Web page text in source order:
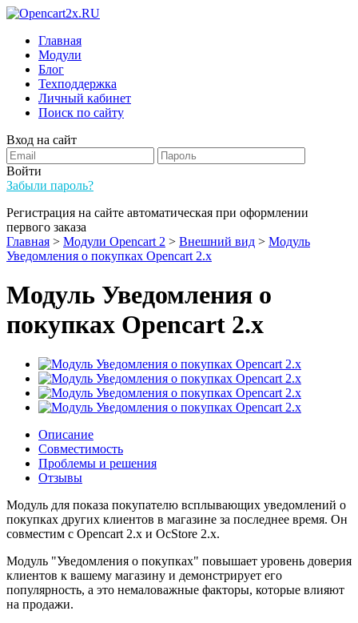
Главная
Модули
Блог
Техподдержка
Личный кабинет
Поиск по сайту
Вход на сайт
Войти
Забыли пароль?
Регистрация на сайте автоматическая при оформлении
первого заказа
Главная > Модули Opencart 2 > Внешний вид > Модуль
Уведомления о покупках Opencart 2.x
Модуль Уведомления о
покупках Opencart 2.x
Описание
Совместимость
Проблемы и решения
Отзывы
Модуль для показа покупателю всплывающих уведомлений о
покупках других клиентов в магазине за последнее время. Он
совместим с Opencart 2.x и OcStore 2.x.
Модуль "Уведомления о покупках" повышает уровень доверия
клиентов к вашему магазину и демонстрирует его
популярность, а это немаловажные факторы, которые влияют
на продажи.